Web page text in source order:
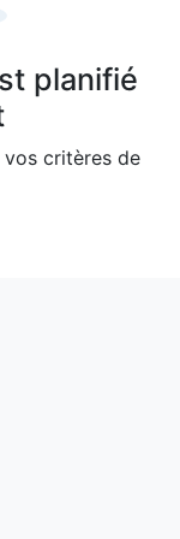
planifié
vos critères de